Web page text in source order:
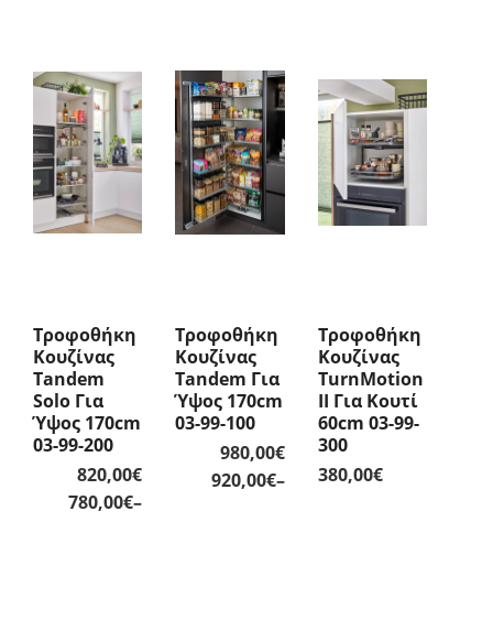
Τροφοθήκη
Κουζίνας
Tandem
Solo Για
Ύψος 170cm
03-99-200
780,00€–
820,00€
Price
Τροφοθήκη
Κουζίνας
Tandem Για
Ύψος 170cm
03-99-100
920,00€–
980,00€
Price
Τροφοθήκη
Κουζίνας
TurnMotion
II Για Κουτί
60cm 03-99-
300
380,00€